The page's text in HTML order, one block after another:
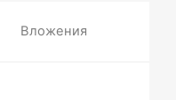
Вложения